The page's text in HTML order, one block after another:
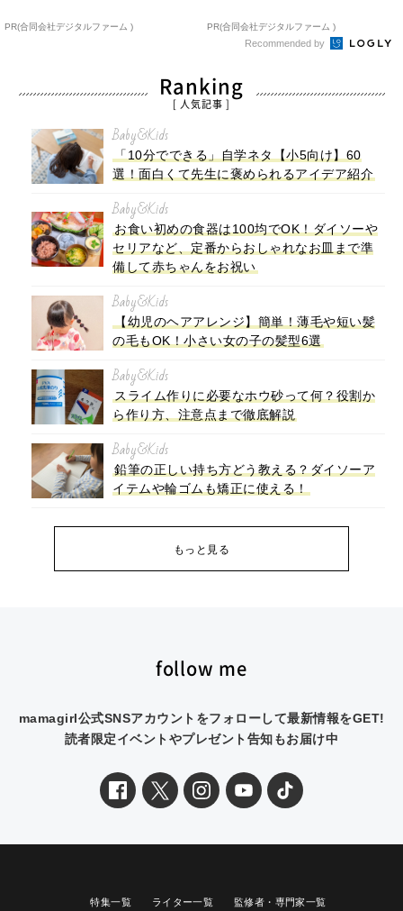
PR(合同会社デジタルファーム ) PR(合同会社デジタルファーム )
Recommended by
Ranking
[ 人気記事 ]
Baby&Kids
「10分でできる」自学ネタ【小5向け】60
選！面白くて先生に褒められるアイデア紹介
Baby&Kids
お食い初めの食器は100均でOK！ダイソーや
セリアなど、定番からおしゃれなお皿まで準
備して赤ちゃんをお祝い
Baby&Kids
【幼児のヘアアレンジ】簡単！薄毛や短い髪
の毛もOK！小さい女の子の髪型6選
Baby&Kids
スライム作りに必要なホウ砂って何？役割か
ら作り方、注意点まで徹底解説
Baby&Kids
鉛筆の正しい持ち方どう教える？ダイソーア
イテムや輪ゴムも矯正に使える！
もっと見る
follow me
mamagirl公式SNSアカウントをフォローして最新情報をGET!
読者限定イベントやプレゼント告知もお届け中
特集一覧 ライター一覧 監修者・専門家一覧